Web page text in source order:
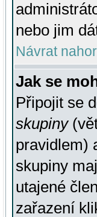
nebo jim
Návrat
Jak se
Připojit se
skupiny
pravidlem)
skupiny
utajené
zařazení